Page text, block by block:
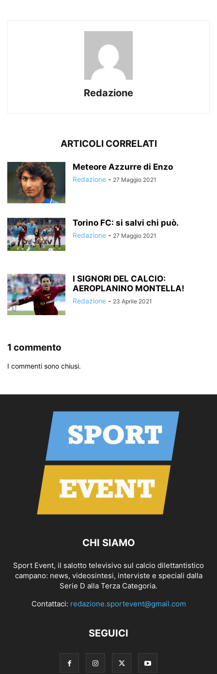
Redazione
ARTICOLI CORRELATI
Meteore Azzurre di Enzo
Redazione - 27 Maggio 2021
Torino FC: si salvi chi può.
Redazione - 27 Maggio 2021
I SIGNORI DEL CALCIO:
AEROPLANINO MONTELLA!
Redazione - 23 Aprile 2021
1 commento
I commenti sono chiusi.
CHI SIAMO
Sport Event, il salotto televisivo sul calcio dilettantistico
campano: news, videosintesi, interviste e speciali dalla
Serie D alla Terza Categoria.
Contattaci: redazione.sportevent@gmail.com
SEGUICI